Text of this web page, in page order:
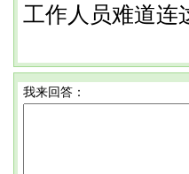
工作人员难道连
我来回答：